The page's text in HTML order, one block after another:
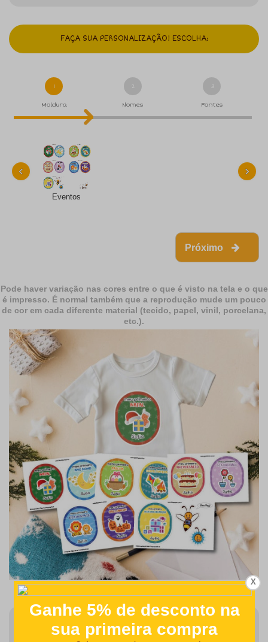
FAÇA SUA PERSONALIZAÇÃO! ESCOLHA:
1
Moldura
2
Nomes
3
Fontes
Eventos
‹ ›
Próximo
Pode haver variação nas cores entre o que é visto na tela e o que
é impresso. É normal também que a reprodução mude um pouco
de cor em cada diferente material (tecido, papel, vinil, porcelana,
etc.).
Finalizar Pedido
X